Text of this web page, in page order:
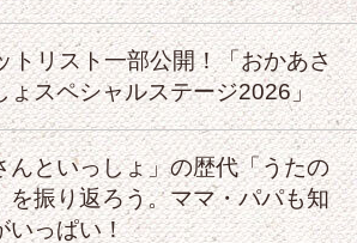
トリスト一部公開！「おかあさ
ょスペシャルステージ2026」
んといっしょ」の歴代「うたの
を振り返ろう。ママ・パパも知
いっぱい！